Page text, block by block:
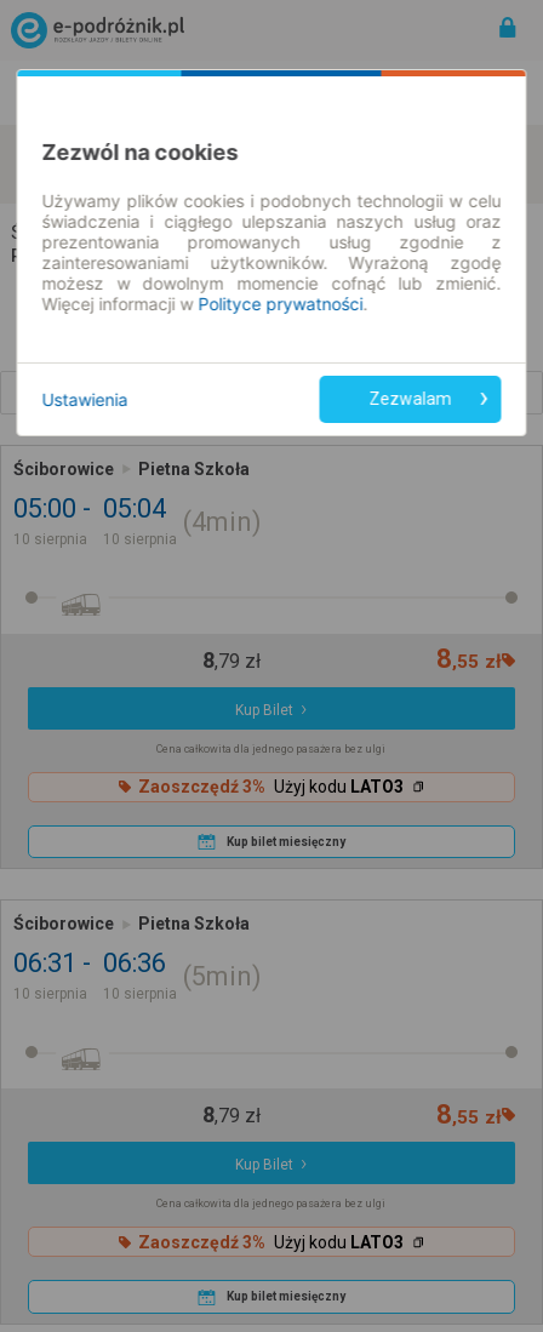
Ściborowice Pietna
Ściborowice → Pietna
Rozkład jazdy i bilety
Ściborowice Pietna Szkoła
05:00
10 sierpnia
05:04
10 sierpnia
4min
8,79 zł 8,55 zł
Kup Bilet
Cena całkowita dla jednego pasażera bez ulgi
Zaoszczędź 3% Użyj kodu LATO3
Kup bilet miesięczny
Ściborowice Pietna Szkoła
06:31
10 sierpnia
06:36
10 sierpnia
5min
8,79 zł 8,55 zł
Kup Bilet
Cena całkowita dla jednego pasażera bez ulgi
Zaoszczędź 3% Użyj kodu LATO3
Kup bilet miesięczny
Zezwól na cookies
Używamy plików cookies i podobnych technologii w celu
świadczenia i ciągłego ulepszania naszych usług oraz
prezentowania promowanych usług zgodnie z
zainteresowaniami użytkowników. Wyrażoną zgodę
możesz w dowolnym momencie cofnąć lub zmienić.
Więcej informacji w Polityce prywatności.
Ustawienia Zezwalam